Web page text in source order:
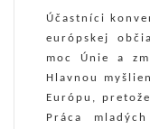
Účastníci
európskej
moc Únie a
Hlavnou
Európu,
Práca